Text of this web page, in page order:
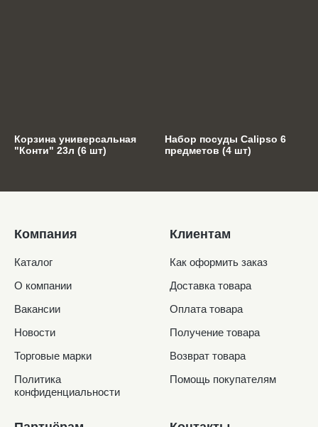
Корзина универсальная
"Конти" 23л (6 шт)
Набор посуды Calipso 6
предметов (4 шт)
Компания
Каталог
О компании
Вакансии
Новости
Торговые марки
Политика
конфиденциальности
Клиентам
Как оформить заказ
Доставка товара
Оплата товара
Получение товара
Возврат товара
Помощь покупателям